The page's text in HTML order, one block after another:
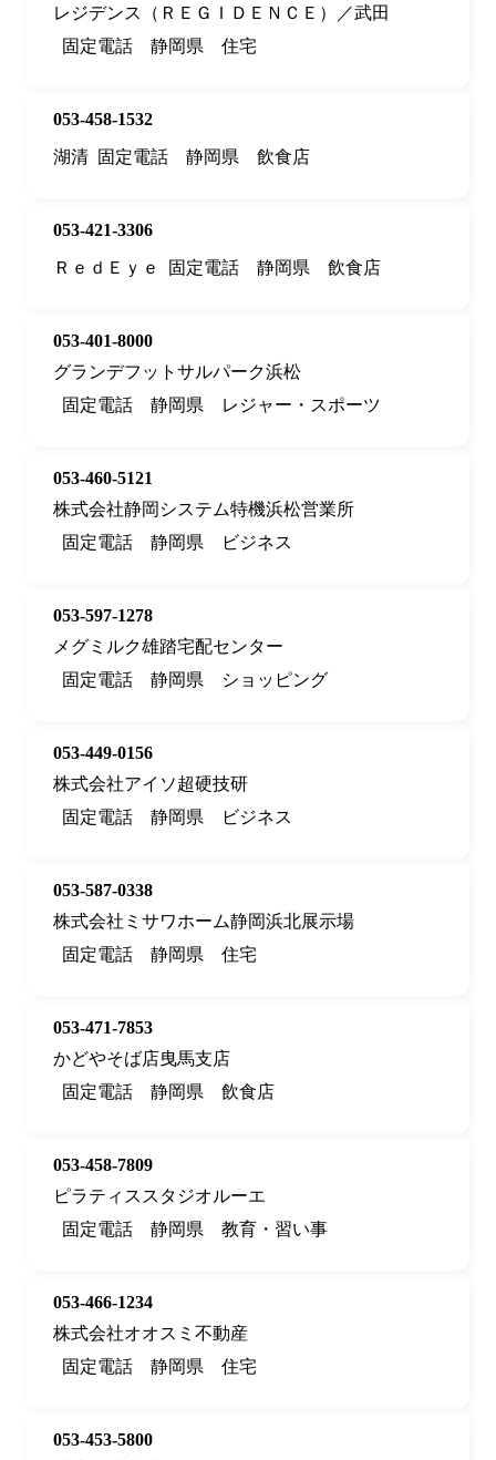
レジデンス（ＲＥＧＩＤＥＮＣＥ）／武田
固定電話
静岡県 住宅
053-458-1532
湖清 固定電話 静岡県 飲食店
053-421-3306
ＲｅｄＥｙｅ
固定電話 静岡県 飲食店
053-401-8000
グランデフットサルパーク浜松
固定電話
静岡県 レジャー・スポーツ
053-460-5121
株式会社静岡システム特機浜松営業所
固定電話
静岡県 ビジネス
053-597-1278
メグミルク雄踏宅配センター
固定電話
静岡県 ショッピング
053-449-0156
株式会社アイソ超硬技研
固定電話
静岡県 ビジネス
053-587-0338
株式会社ミサワホーム静岡浜北展示場
固定電話
静岡県 住宅
053-471-7853
かどやそば店曳馬支店
固定電話
静岡県 飲食店
053-458-7809
ピラティススタジオルーエ
固定電話
静岡県 教育・習い事
053-466-1234
株式会社オオスミ不動産
固定電話
静岡県 住宅
053-453-5800